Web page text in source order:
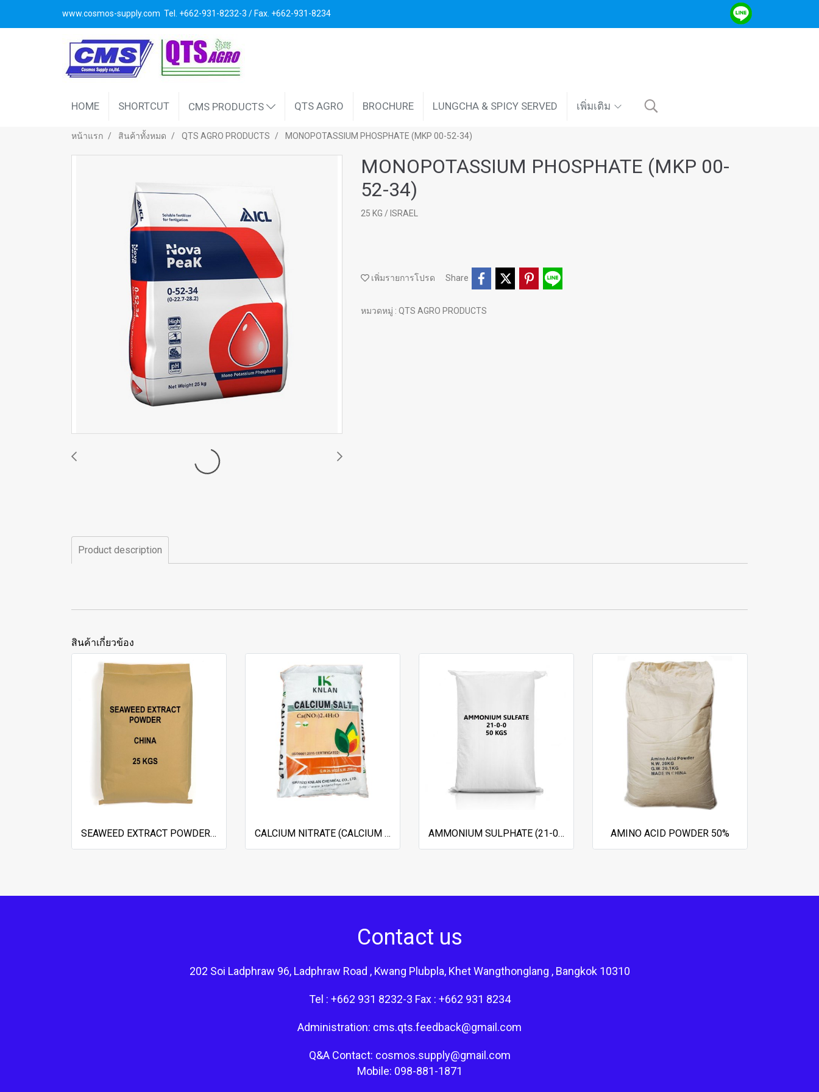
www.cosmos-supply.com Tel. +662-931-8232-3 / Fax. +662-931-8234
HOME SHORTCUT CMS PRODUCTS QTS AGRO BROCHURE LUNGCHA & SPICY SERVED เพิ่มเติม
หน้าแรก สินค้าทั้งหมด QTS AGRO PRODUCTS MONOPOTASSIUM PHOSPHATE (MKP 00-52-34)
MONOPOTASSIUM PHOSPHATE (MKP 00-
52-34)
25 KG / ISRAEL
เพิ่มรายการโปรด Share
หมวดหมู่ : QTS AGRO PRODUCTS
Product description
สินค้าเกี่ยวข้อง
SEAWEED EXTRACT POWDER 50% CALCIUM NITRATE (CALCIUM SALT) AMMONIUM SULPHATE (21-0-0) AMINO ACID POWDER 50%
Contact us
202 Soi Ladphraw 96, Ladphraw Road , Kwang Plubpla, Khet Wangthonglang , Bangkok 10310
Tel : +662 931 8232-3 Fax : +662 931 8234
Administration: cms.qts.feedback@gmail.com
Q&A Contact: cosmos.supply@gmail.com
Mobile: 098-881-1871